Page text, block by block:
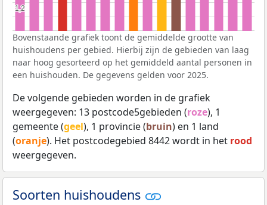
1,2
1,2
Bovenstaande grafiek toont de gemiddelde grootte van
huishoudens per gebied. Hierbij zijn de gebieden van laag
naar hoog gesorteerd op het gemiddeld aantal personen in
een huishouden. De gegevens gelden voor 2025.
De volgende gebieden worden in de grafiek
weergegeven: 13 postcode5gebieden (roze), 1
gemeente (geel), 1 provincie (bruin) en 1 land
(oranje). Het postcodegebied 8442 wordt in het rood
weergegeven.
Soorten huishoudens